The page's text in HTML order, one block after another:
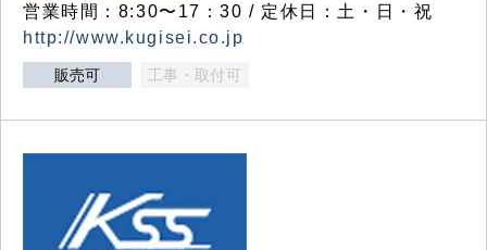
営業時間：8:30〜17：30 / 定休日：土・日・祝
http://www.kugisei.co.jp
販売可 工事・取付可